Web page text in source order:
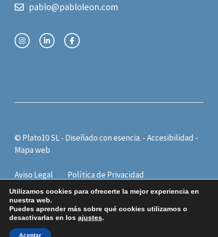
pablo@pabloleon.com
© Plato10 SL - Diseñado conesencia. -Accesibilidad -
Mapa web
Aviso Legal
Política de Privacidad
Política de Cookies
Utilizamos cookies para ofrecerte la mejor experiencia en
nuestra web.
Puedes aprender más sobre qué cookies utilizamos o
desactivarlas en los ajustes.
Aceptar